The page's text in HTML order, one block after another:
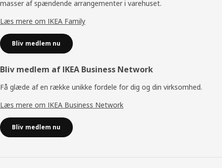
masser af spændende arrangementer i varehuset.
Læs mere om IKEA Family
Bliv medlem nu
Bliv medlem af IKEA Business Network
Få glæde af en række unikke fordele for dig og din virksomhed.
Læs mere om IKEA Business Network
Bliv medlem nu